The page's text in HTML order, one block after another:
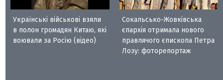
Українські військові взяли
в полон громадян Китаю, які
воювали за Росію (відео)
Сокальсько-Жовківська
єпархія отримала нового
правлячого єпископа Петра
Лозу: фоторепортаж